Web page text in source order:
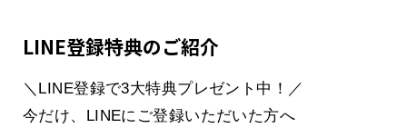
LINE登録特典のご紹介
＼LINE登録で3大特典プレゼント中！／
今だけ、LINEにご登録いただいた方へ